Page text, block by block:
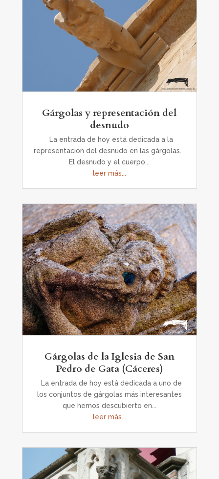
Gárgolas y representación del
desnudo
La entrada de hoy está dedicada a la
representación del desnudo en las gárgolas.
El desnudo y el cuerpo...
leer más...
Gárgolas de la Iglesia de San
Pedro de Gata (Cáceres)
La entrada de hoy está dedicada a uno de
los conjuntos de gárgolas más interesantes
que hemos descubierto en...
leer más...